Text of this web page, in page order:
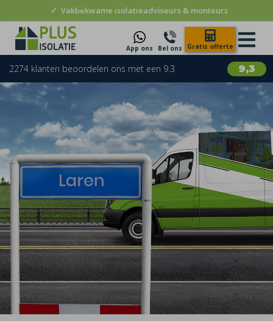
✓ Vakbekwame isolatieadviseurs & monteurs
App ons Bel ons Gratis offerte
9,3
2274 klanten beoordelen ons met een 9.3